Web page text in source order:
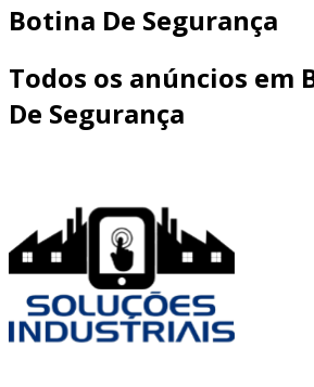
Botina De Segurança
Todos os anúncios em
De Segurança